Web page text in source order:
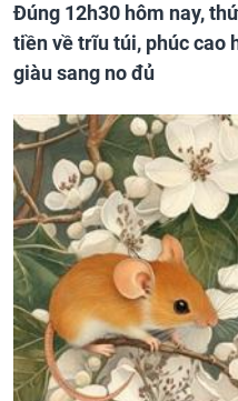
Đúng 12h30 hôm nay,
tiền về trĩu túi, phúc cao
giàu sang no đủ